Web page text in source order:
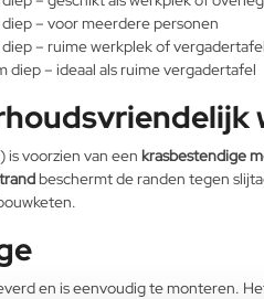
– voor meerdere personen
– ruime werkplek of vergadertafel
diep – ideaal als ruime vergadertafel
is voorzien van een krasbestendige
beschermt de randen tegen
en is eenvoudig te monteren.